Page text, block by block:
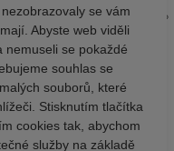
se vám
Abyste web viděli
nemuseli se pokaždé
souhlas se
souborů, které
Stisknutím tlačítka
cookies tak, abychom
služby na základě